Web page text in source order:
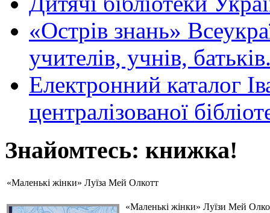
«Острів знань»
учителів, учнів,
Електронний каталог
централізованої
Знайомтесь: книжка!
«Маленькі жінки» Луїза Мей Олкотт
«Маленькі жінки» Луїзи Мей